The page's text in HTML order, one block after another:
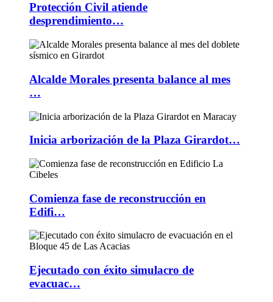
Protección Civil atiende
desprendimiento…
Alcalde Morales presenta balance al mes
…
Inicia arborización de la Plaza Girardot…
Comienza fase de reconstrucción en
Edifi…
Ejecutado con éxito simulacro de
evacuac…